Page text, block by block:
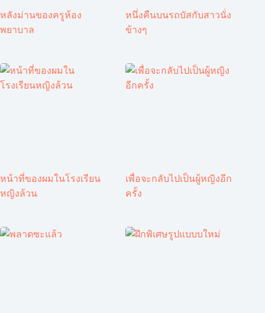
หลังม่านของครูห้อง
พยาบาล
หนึ่งคืนบนรถบัสกับสาวนั่ง
ข้างๆ
หน้าที่ของผมในโรงเรียน
หญิงล้วน
เพื่อจะกลับไปเป็นผู้หญิงอีก
ครั้ง